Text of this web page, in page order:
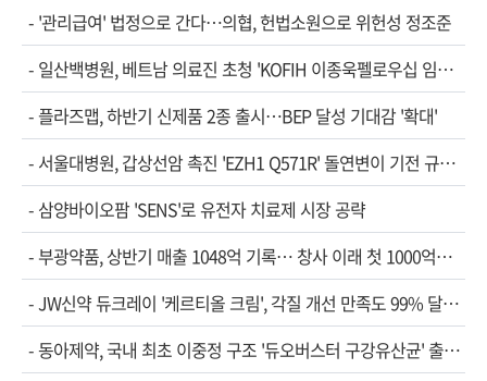
- '관리급여' 법정으로 간다…의협, 헌법소원으로 위헌성 정조준
- 일산백병원, 베트남 의료진 초청 'KOFIH 이종욱펠로우십 임…
-플라즈맵, 하반기 신제품 2종 출시…BEP 달성 기대감 '확대'
- 서울대병원, 갑상선암 촉진 'EZH1 Q571R' 돌연변이 기전 규…
- 삼양바이오팜 'SENS'로 유전자 치료제 시장 공략
- 부광약품, 상반기 매출 1048억 기록… 창사 이래 첫 1000억…
-JW신약 듀크레이 '케르티올 크림', 각질 개선 만족도 99% 달…
-동아제약, 국내 최초 이중정 구조 '듀오버스터 구강유산균' 출…